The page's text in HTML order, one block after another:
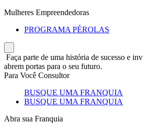
Mulheres Empreendedoras
PROGRAMA PÉROLAS
Faça parte de uma história de sucesso e
abrem portas para o seu futuro.
Para Você Consultor
BUSQUE UMA FRANQUIA
BUSQUE UMA FRANQUIA
Abra sua Franquia